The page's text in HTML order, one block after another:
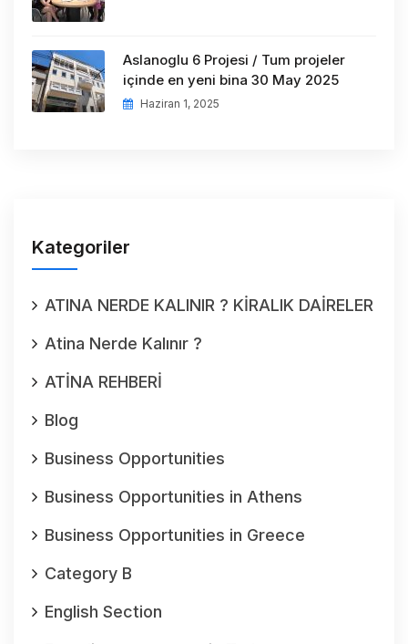
Aslanoglu 6 Projesi / Tum projeler
içinde en yeni bina 30 May 2025
Haziran 1, 2025
Kategoriler
ATINA NERDE KALINIR ? KİRALIK DAİRELER
Atina Nerde Kalınır ?
ATİNA REHBERİ
Blog
Business Opportunities
Business Opportunities in Athens
Business Opportunities in Greece
Category B
English Section